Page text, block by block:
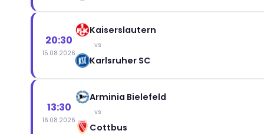
20:30
15.08.2026
Kaiserslautern
vs
Karlsruher SC
13:30
16.08.2026
Arminia Bielefeld
vs
Cottbus